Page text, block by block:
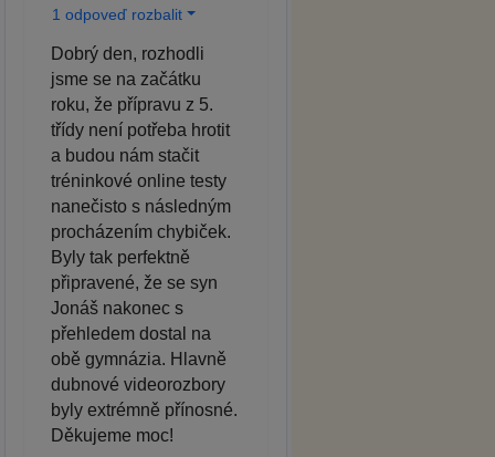
1 odpoveď rozbalit
Dobrý den, rozhodli
jsme se na začátku
roku, že přípravu z 5.
třídy není potřeba hrotit
a budou nám stačit
tréninkové online testy
nanečisto s následným
procházením chybiček.
Byly tak perfektně
připravené, že se syn
Jonáš nakonec s
přehledem dostal na
obě gymnázia. Hlavně
dubnové videorozbory
byly extrémně přínosné.
Děkujeme moc!